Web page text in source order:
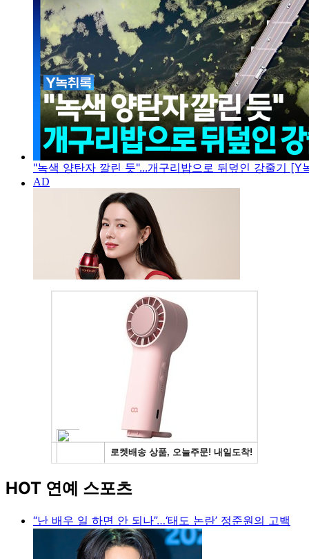
"녹색 양탄자 깔린 듯"...개구리밥으로 뒤덮인 강줄기 [Y
HOT 연예 스포츠
“난 배우 일 하면 안 되나”…‘태도 논란’ 정준원의 고백